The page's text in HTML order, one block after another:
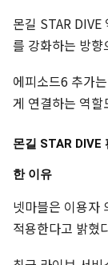
몬길 STAR
를 강화하는 방
에피소드6 추가
게 연결하는 역
몬길 STAR DIVE
한 이유
넷마블은 이용자
적용한다고 밝혔